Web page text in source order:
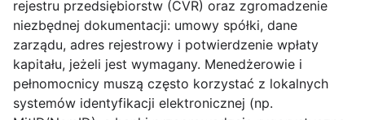
rejestru przedsiębiorstw (CVR) oraz zgromadzenie
niezbędnej dokumentacji: umowy spółki, dane
zarządu, adres rejestrowy i potwierdzenie wpłaty
kapitału, jeżeli jest wymagany. Menedżerowie i
pełnomocnicy muszą często korzystać z lokalnych
systemów identyfikacji elektronicznej (np.